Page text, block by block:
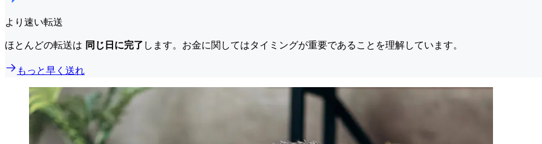
より速い転送
ほとんどの転送は 同じ日に完了 します。お金に関してはタイミングが重要であることを理解しています。
もっと早く送れ